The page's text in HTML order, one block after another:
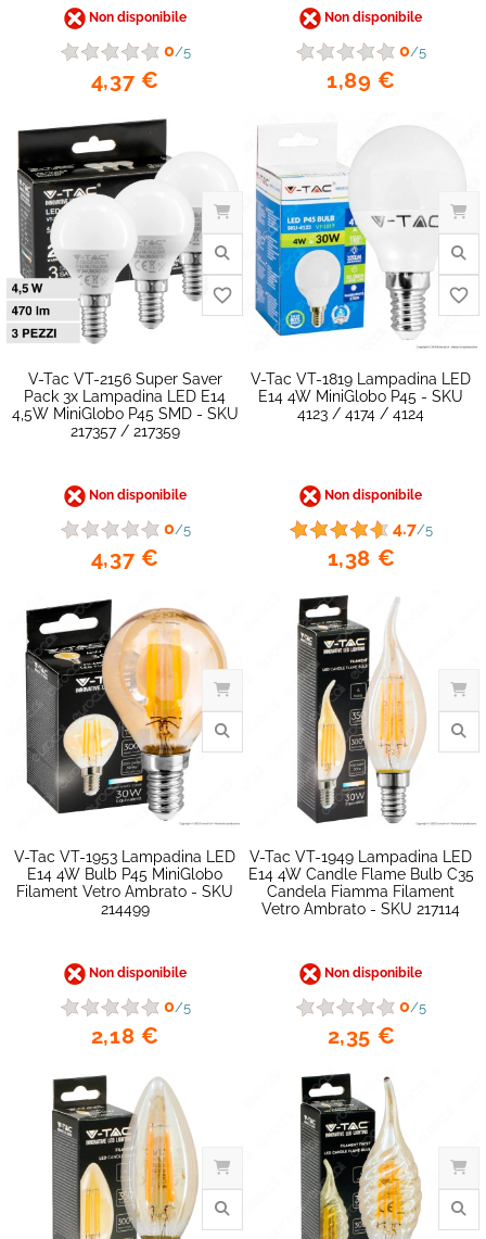
favorite_border
Non disponibile
0/5
4,37 €
Non disponibile
0/5
1,89 €
V-Tac VT-2156 Super Saver
Pack 3x Lampadina LED E14
4,5W MiniGlobo P45 SMD - SKU
217357 / 217359
Non disponibile
0/5
4,37 €
V-Tac VT-1819 Lampadina LED
E14 4W MiniGlobo P45 - SKU
4123 / 4174 / 4124
Non disponibile
4.7/5
1,38 €
V-Tac VT-1953 Lampadina LED
E14 4W Bulb P45 MiniGlobo
Filament Vetro Ambrato - SKU
214499
Non disponibile
0/5
2,18 €
V-Tac VT-1949 Lampadina LED
E14 4W Candle Flame Bulb C35
Candela Fiamma Filament
Vetro Ambrato - SKU 217114
Non disponibile
0/5
2,35 €